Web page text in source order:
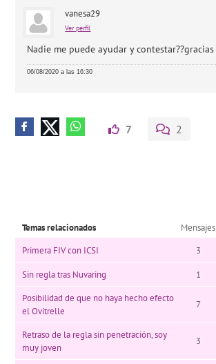
vanesa29
Ver perfil
Nadie me puede ayudar y contestar??gracias
06/08/2020 a las 16:30
7 2
Temas relacionados Mensajes
Primera FIV con ICSI
3
Sin regla tras Nuvaring 1
Posibilidad de que no haya hecho efecto
el Ovitrelle
7
Retraso de la regla sin penetración, soy
muy joven
3